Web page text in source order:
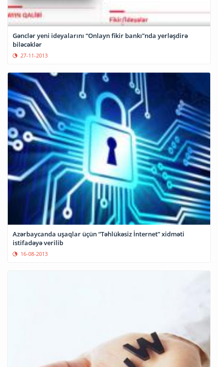
Gənclər yeni ideyalarını “Onlayn fikir bankı”nda yerləşdirə
biləcəklər
27-11-2013
Azərbaycanda uşaqlar üçün “Təhlükəsiz İnternet” xidməti
istifadəyə verilib
16-08-2013